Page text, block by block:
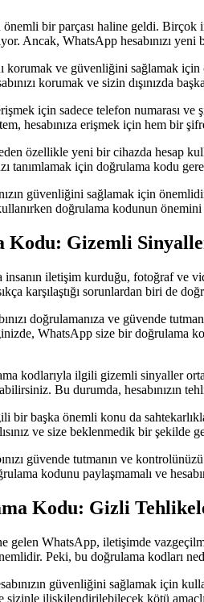
bir parçası haline geldi. Birçok
Ancak, WhatsApp hesabınızı
korumak ve güvenliğini sağlamak
korumak ve sizin dışınızda
için sadece telefon numarası
hesabınıza erişmek için hem bir
özellikle yeni bir cihazda hesap
tanımlamak için doğrulama kodu
güvenliğini sağlamak için
doğrulama kodunun
Kodu: Gizemli
iletişim kurduğu, fotoğraf ve
karşılaştığı sorunlardan biri de
doğrulamanıza ve güvende
WhatsApp size bir doğrulama
kodlarıyla ilgili gizemli sinyaller
Bu durumda, hesabınızın
başka önemli konu da
ve size beklenmedik bir şekilde
güvende tutmanın ve
kodunu paylaşmamalı ve
Kodu: Gizli
gelen WhatsApp, iletişimde
Peki, bu doğrulama kodları
güvenliğini sağlamak için
sizinle ilişkilendirilebilecek kötü